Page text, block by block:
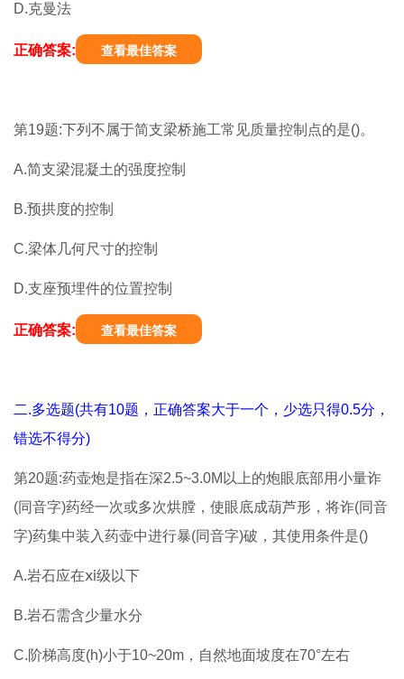
D.克曼法
正确答案: 查看最佳答案
第19题:下列不属于简支梁桥施工常见质量控制点的是()。
A.简支梁混凝土的强度控制
B.预拱度的控制
C.梁体几何尺寸的控制
D.支座预埋件的位置控制
正确答案: 查看最佳答案
二.多选题(共有10题，正确答案大于一个，少选只得0.5分，
错选不得分)
第20题:药壶炮是指在深2.5~3.0M以上的炮眼底部用小量诈
(同音字)药经一次或多次烘膛，使眼底成葫芦形，将诈(同音
字)药集中装入药壶中进行暴(同音字)破，其使用条件是()
A.岩石应在ⅺ级以下
B.岩石需含少量水分
C.阶梯高度(h)小于10~20m，自然地面坡度在70°左右